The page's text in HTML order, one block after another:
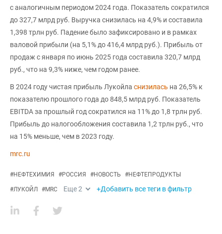
с аналогичным периодом 2024 года. Показатель сократился
до 327,7 млрд руб. Выручка снизилась на 4,9% и составила
1,398 трлн руб. Падение было зафиксировано и в рамках
валовой прибыли (на 5,1% до 416,4 млрд руб.). Прибыль от
продаж с января по июнь 2025 года составила 320,7 млрд
руб., что на 9,3% ниже, чем годом ранее.
В 2024 году чистая прибыль Лукойла снизилась на 26,5% к
показателю прошлого года до 848,5 млрд руб. Показатель
EBITDA за прошлый год сократился на 11% до 1,8 трлн руб.
Прибыль до налогообложения составила 1,2 трлн руб., что
на 15% меньше, чем в 2023 году.
mrc.ru
#НЕФТЕХИМИЯ #РОССИЯ #НОВОСТЬ #НЕФТЕПРОДУКТЫ
#ЛУКОЙЛ #MRC Еще2 +Добавить все теги в фильтр